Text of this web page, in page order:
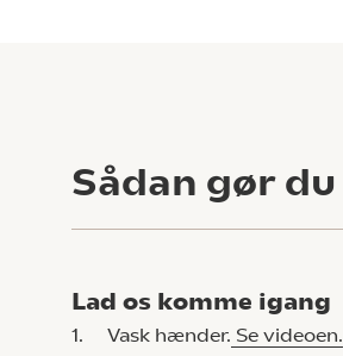
Sådan gør du
Lad os komme igang
1. Vask hænder. Se videoen.